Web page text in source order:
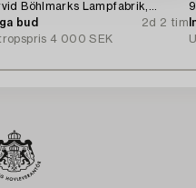
Böhlmarks Lampfabrik,
1920-tal.
bud
2d 2 tim
4 000 SEK